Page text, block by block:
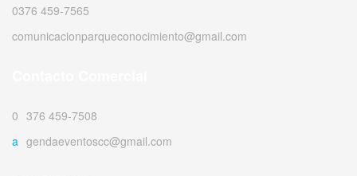
0376 459-7565
comunicacionparqueconocimiento@gmail.com
0376 459-7508
agendaeventoscc@gmail.com